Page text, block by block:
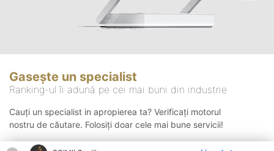
Gasește un specialist
Ranking-ul îi adună pe cei mai buni din industrie
Cauți un specialist in apropierea ta? Verificați motorul
nostru de căutare. Folosiți doar cele mai bune servicii!